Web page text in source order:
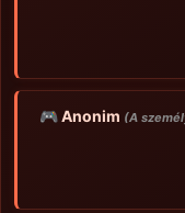
🎮 Anonim (A